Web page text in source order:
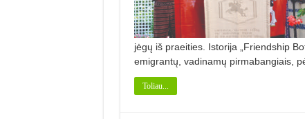
jėgų iš praeities. Istorija „Friendship
emigrantų, vadinamų pirmabangiais,
Toliau...